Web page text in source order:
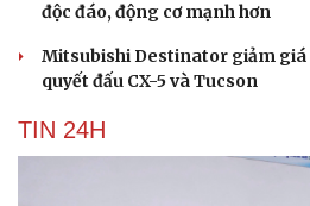
độc đáo, động cơ mạnh hơn
Mitsubishi Destinator giảm giá
quyết đấu CX-5 và Tucson
TIN 24H